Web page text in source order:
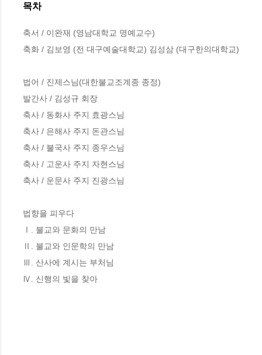
목차
축서 / 이완재 (영남대학교 명예교수)
축화 / 김보영 (전 대구예술대학교) 김성삼 (대구한의대학교)
법어 / 진제스님(대한불교조계종 종정)
발간사 / 김성규 회장
축사 / 동화사 주지 효광스님
축사 / 은해사 주지 돈관스님
축사 / 불국사 주지 종우스님
축사 / 고운사 주지 자현스님
축사 / 운문사 주지 진광스님
법향을 피우다
Ⅰ. 불교와 문화의 만남
Ⅱ. 불교와 인문학의 만남
Ⅲ. 산사에 계시는 부처님
Ⅳ. 신행의 빛을 찾아